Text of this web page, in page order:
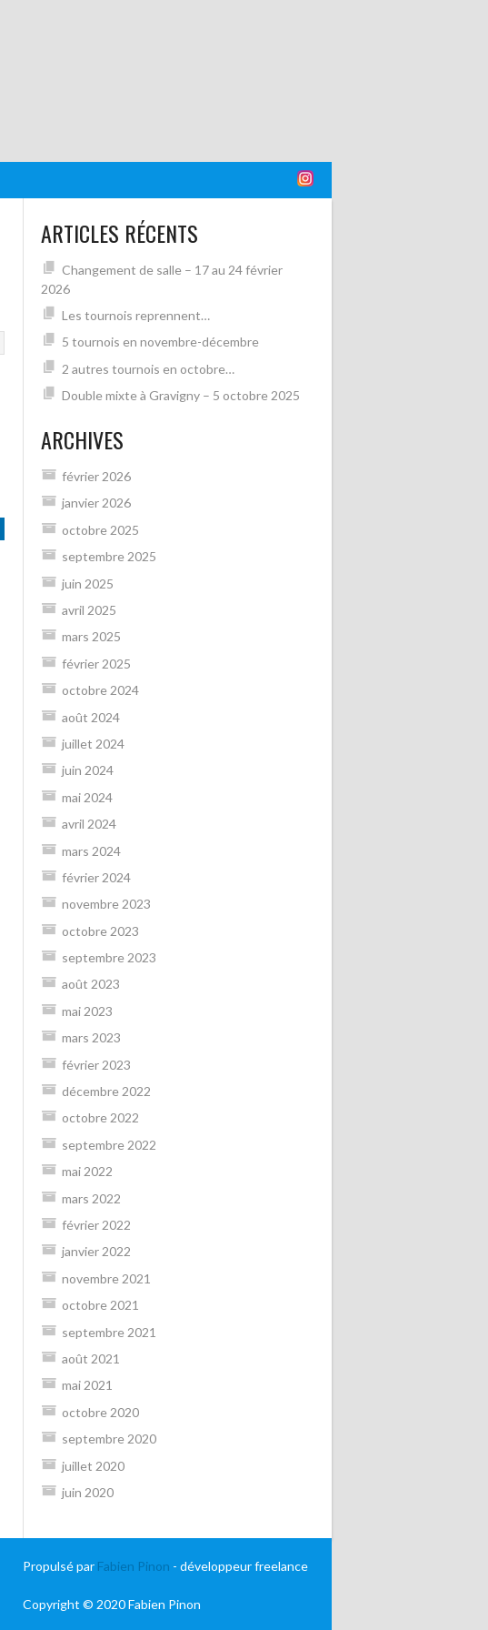
ARTICLES RÉCENTS
Changement de salle – 17 au 24 février
2026
Les tournois reprennent…
5 tournois en novembre-décembre
2 autres tournois en octobre…
Double mixte à Gravigny – 5 octobre 2025
ARCHIVES
février 2026
janvier 2026
octobre 2025
septembre 2025
juin 2025
avril 2025
mars 2025
février 2025
octobre 2024
août 2024
juillet 2024
juin 2024
mai 2024
avril 2024
mars 2024
février 2024
novembre 2023
octobre 2023
septembre 2023
août 2023
mai 2023
mars 2023
février 2023
décembre 2022
octobre 2022
septembre 2022
mai 2022
mars 2022
février 2022
janvier 2022
novembre 2021
octobre 2021
septembre 2021
août 2021
mai 2021
octobre 2020
septembre 2020
juillet 2020
juin 2020
Propulsé par Fabien Pinon - développeur freelance
Copyright © 2020 Fabien Pinon